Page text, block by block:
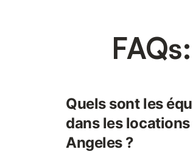
Quels sont les
dans les
Angeles ?